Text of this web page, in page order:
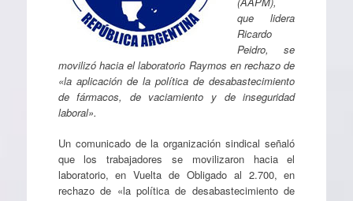
que lidera
Ricardo
Peidro, se
movilizó hacia el laboratorio Raymos en rechazo de
«la aplicación de la política de desabastecimiento
de fármacos, de vaciamiento y de inseguridad
laboral».
Un comunicado de la organización sindical señaló
que los trabajadores se movilizaron hacia el
laboratorio, en Vuelta de Obligado al 2.700, en
rechazo de «la política de desabastecimiento de